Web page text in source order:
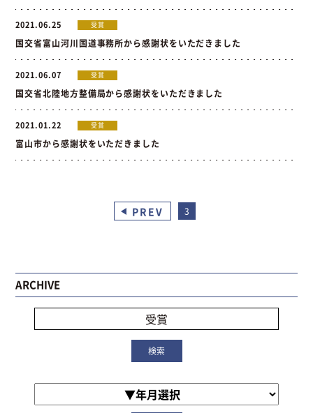
2021.06.25 受賞
国交省富山河川国道事務所から感謝状をいただきました
2021.06.07 受賞
国交省北陸地方整備局から感謝状をいただきました
2021.01.22 受賞
富山市から感謝状をいただきました
PREV 3
ARCHIVE
受賞